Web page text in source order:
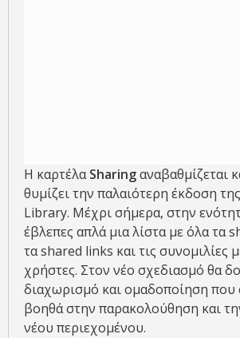
Η καρτέλαSharingαναβαθμίζεται
θυμίζει την παλαιότερη έκδοση
Library. Μέχρι σήμερα, στην
έβλεπες απλά μια λίστα με όλα τα
τα shared links και τις συνομιλίες
χρήστες. Στον νέο σχεδιασμό θα
διαχωρισμό και ομαδοποίηση που
βοηθά στην παρακολούθηση και
νέου περιεχομένου.